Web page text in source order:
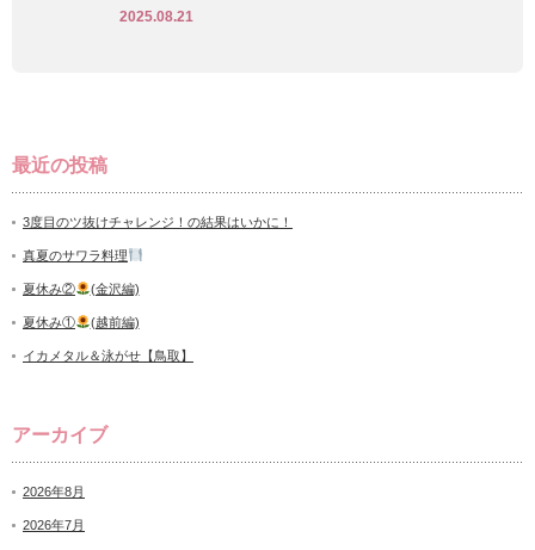
2025.08.21
最近の投稿
3度目のツ抜けチャレンジ！の結果はいかに！
真夏のサワラ料理
夏休み② (金沢編)
夏休み① (越前編)
イカメタル＆泳がせ【鳥取】
アーカイブ
2026年8月
2026年7月